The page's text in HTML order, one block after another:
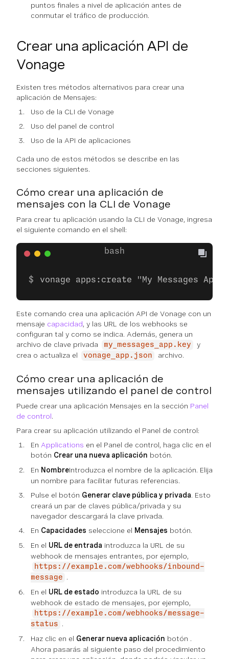
puntos finales a nivel de aplicación antes de
conmutar el tráfico de producción.
Crear una aplicación API de
Vonage
Existen tres métodos alternativos para crear una
aplicación de Mensajes:
Uso de la CLI de Vonage
Uso del panel de control
Uso de la API de aplicaciones
Cada uno de estos métodos se describe en las
secciones siguientes.
Cómo crear una aplicación de
mensajes con la CLI de Vonage
Para crear tu aplicación usando la CLI de Vonage, ingresa
el siguiente comando en el shell:
vonage apps:create "My Messages
Este comando crea una aplicación API de Vonage con un
mensaje capacidad, y las URL de los webhooks se
configuran tal y como se indica. Además, genera un
archivo de clave privada
my_messages_app.key
y
crea o actualiza el
vonage_app.json archivo.
Cómo crear una aplicación de
mensajes utilizando el panel de control
Puede crear una aplicación Mensajes en la sección Panel
de control.
Para crear su aplicación utilizando el Panel de control:
En Applications en el Panel de control, haga clic en el
botón Crear una nueva aplicación botón.
En NombreIntroduzca el nombre de la aplicación. Elija
un nombre para facilitar futuras referencias.
Pulse el botón Generar clave pública y privada. Esto
creará un par de claves pública/privada y su
navegador descargará la clave privada.
En Capacidades seleccione el Mensajes botón.
En el URL de entrada introduzca la URL de su
webhook de mensajes entrantes, por ejemplo,
https://example.com/webhooks/inbound-
message
.
En el URL de estado introduzca la URL de su
webhook de estado de mensajes, por ejemplo,
https://example.com/webhooks/message-
status
.
Haz clic en el Generar nueva aplicación botón .
Ahora pasarás al siguiente paso del procedimiento